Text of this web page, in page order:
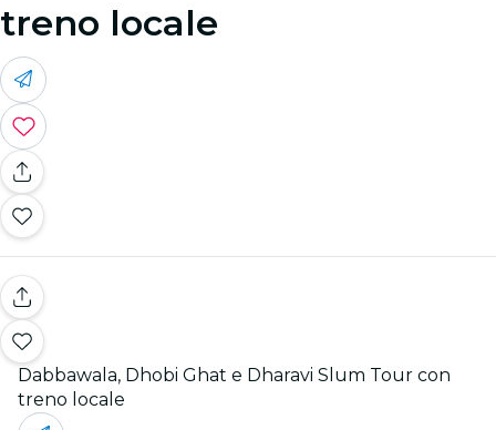
treno locale
Dabbawala, Dhobi Ghat e Dharavi Slum Tour con
treno locale